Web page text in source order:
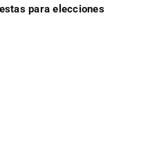
para elecciones